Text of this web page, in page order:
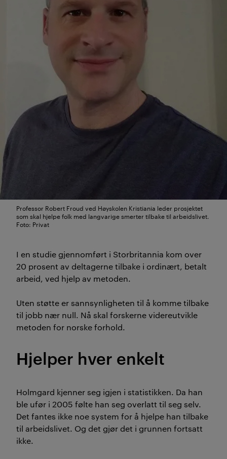
Professor Robert Froud ved Høyskolen Kristiania leder prosjektet
som skal hjelpe folk med langvarige smerter tilbake til arbeidslivet.
Foto: Privat
I en studie gjennomført i Storbritannia kom over
20 prosent av deltagerne tilbake i ordinært, betalt
arbeid, ved hjelp av metoden.
Uten støtte er sannsynligheten til å komme tilbake
til jobb nær null. Nå skal forskerne videreutvikle
metoden for norske forhold.
Hjelper hver enkelt
Holmgard kjenner seg igjen i statistikken. Da han
ble ufør i 2005 følte han seg overlatt til seg selv.
Det fantes ikke noe system for å hjelpe han tilbake
til arbeidslivet. Og det gjør det i grunnen fortsatt
ikke.